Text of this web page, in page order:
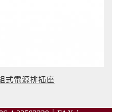
式電源排插座